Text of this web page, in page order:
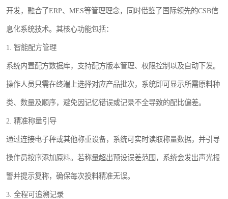
开发，融合了ERP、MES等管理理念，同时借鉴了国际领先的CSB信
息化系统技术。其核心功能包括：
1. 智能配方管理
系统内置配方数据库，支持配方版本管理、权限控制以及自动下发。
操作人员只需在终端上选择对应产品批次，系统即可显示所需原料种
类、数量及顺序，避免因记忆错误或记录不全导致的配比偏差。
2. 精准称量引导
通过连接电子秤或其他称重设备，系统可实时读取称量数据，并引导
操作员按序添加原料。若称量超出预设误差范围，系统会发出声光报
警并提示复称，确保每次投料精准无误。
3. 全程可追溯记录